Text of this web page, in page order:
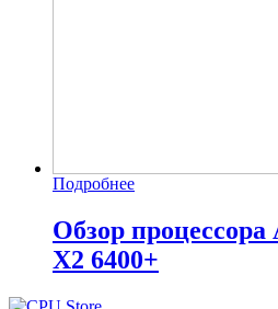
Подробнее
Обзор
X2 6400+